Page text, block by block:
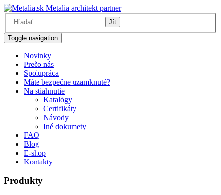
Metalia architekt partner
Jít
Toggle navigation
Novinky
Prečo nás
Spolupráca
Máte bezpečne uzamknuté?
Na stiahnutie
Katalógy
Certifikáty
Návody
Iné dokumety
FAQ
Blog
E-shop
Kontakty
Produkty